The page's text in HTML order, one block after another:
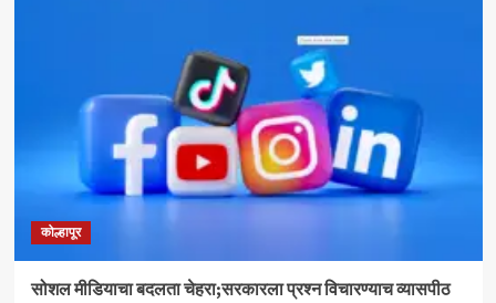
कोल्हापूर
सोशल मीडियाचा बदलता चेहरा;सरकारला प्रश्न विचारण्याच व्यासपीठ